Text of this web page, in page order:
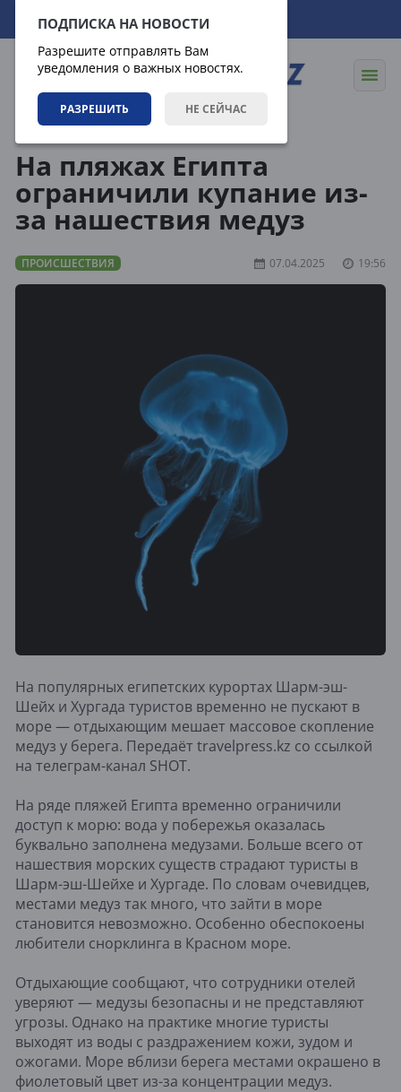
ПОДПИСКА НА НОВОСТИ
Разрешите отправлять Вам
уведомления о важных новостях.
РАЗРЕШИТЬ НЕ СЕЙЧАС
06.08.2026 09:59:37
На пляжах Египта
ограничили купание из-
за нашествия медуз
ПРОИСШЕСТВИЯ 07.04.2025 19:56
На популярных египетских курортах Шарм-эш-
Шейх и Хургада туристов временно не пускают в
море — отдыхающим мешает массовое скопление
медуз у берега. Передаёт travelpress.kz со ссылкой
на телеграм-канал SHOT.
На ряде пляжей Египта временно ограничили
доступ к морю: вода у побережья оказалась
буквально заполнена медузами. Больше всего от
нашествия морских существ страдают туристы в
Шарм-эш-Шейхе и Хургаде. По словам очевидцев,
местами медуз так много, что зайти в море
становится невозможно. Особенно обеспокоены
любители снорклинга в Красном море.
Отдыхающие сообщают, что сотрудники отелей
уверяют — медузы безопасны и не представляют
угрозы. Однако на практике многие туристы
выходят из воды с раздражением кожи, зудом и
ожогами. Море вблизи берега местами окрашено в
фиолетовый цвет из-за концентрации медуз.